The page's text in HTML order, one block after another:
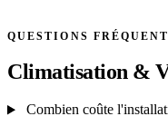
QUESTIONS
Climatisation &
Combien coûte